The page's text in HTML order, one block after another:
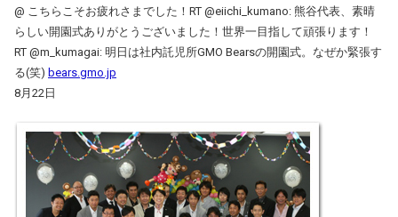
@ こちらこそお疲れさまでした！RT @eiichi_kumano: 熊谷代表、素晴
らしい開園式ありがとうございました！世界一目指して頑張ります！
RT @m_kumagai: 明日は社内託児所GMO Bearsの開園式。なぜか緊張す
る(笑) bears.gmo.jp
8月22日